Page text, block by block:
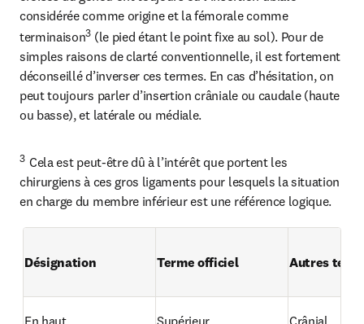
considérée comme origine et la fémorale comme
terminaison3 (le pied étant le point fixe au sol). Pour de
simples raisons de clarté conventionnelle, il est fortement
déconseillé d’inverser ces termes. En cas d’hésitation, on
peut toujours parler d’insertion crâniale ou caudale (haute
ou basse), et latérale ou médiale.
3 Cela est peut-être dû à l’intérêt que portent les
chirurgiens à ces gros ligaments pour lesquels la situation
en charge du membre inférieur est une référence logique.
Désignation Terme officiel Autres